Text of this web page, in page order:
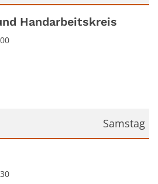
Handarbeitskreis
Samstag